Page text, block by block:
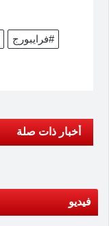
#فرايبورج
أخبار ذات صلة
فيديو